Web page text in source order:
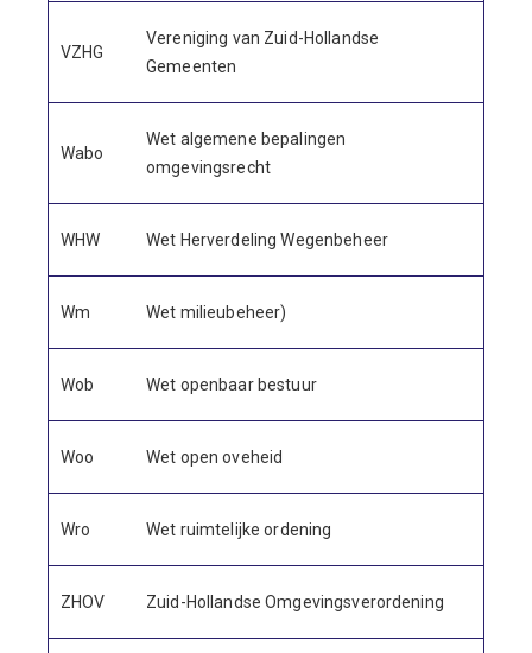
VZHG
Vereniging van Zuid-Hollandse
Gemeenten
Wabo
Wet algemene bepalingen
omgevingsrecht
WHW Wet Herverdeling Wegenbeheer
Wm Wet milieubeheer)
Wob Wet openbaar bestuur
Woo Wet open oveheid
Wro Wet ruimtelijke ordening
ZHOV Zuid-Hollandse Omgevingsverordening